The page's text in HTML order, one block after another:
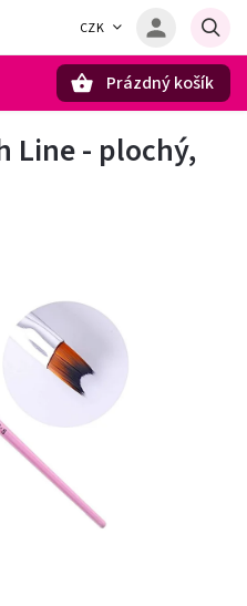
CZK
Prázdný košík
Line - plochý,